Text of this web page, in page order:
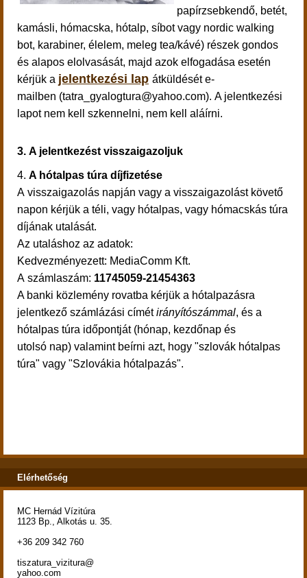
papírzsebkendő, betét,
kamásli, hómacska, hótalp, síbot vagy nordic walking
bot, karabiner, élelem, meleg tea/kávé) részek gondos
és alapos elolvasását, majd azok elfogadása esetén
kérjük a jelentkezési lap átküldését e-
mailben (tatra_gyalogtura@yahoo.com). A jelentkezési
lapot nem kell szkennelni, nem kell aláírni.
3. A jelentkezést visszaigazoljuk
4. A hótalpas túra díjfizetése
A visszaigazolás napján vagy a visszaigazolást követő
napon kérjük a téli, vagy hótalpas, vagy hómacskás túra
díjának utalását.
Az utaláshoz az adatok:
Kedvezményezett: MediaComm Kft.
A számlaszám: 11745059-21454363
A banki közlemény rovatba kérjük a hótalpazásra
jelentkező számlázási címétirányítószámmal, és a
hótalpas túra időpontját (hónap, kezdőnap és
utolsó nap) valamint beírni azt, hogy "szlovák hótalpas
túra" vagy "Szlovákia hótalpazás".
Elérhetőség
MC Hernád Vízitúra
1123 Bp., Alkotás u. 35.
+36 209 342 760
tiszatura_vizitura@
yahoo.com